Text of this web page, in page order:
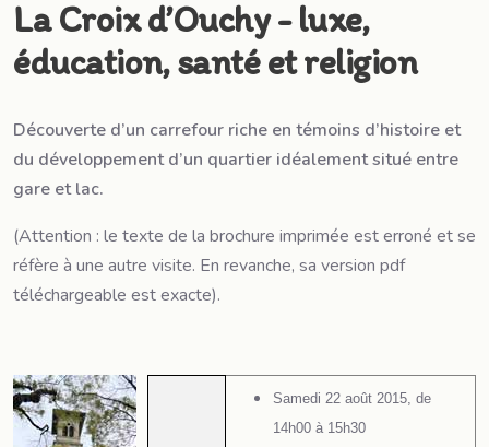
La Croix d’Ouchy - luxe,
éducation, santé et religion
Découverte d’un carrefour riche en témoins d’histoire et
du développement d’un quartier idéalement situé entre
gare et lac.
(Attention : le texte de la brochure imprimée est erroné et se
réfère à une autre visite. En revanche, sa version pdf
téléchargeable est exacte).
Samedi 22 août 2015, de
14h00 à 15h30